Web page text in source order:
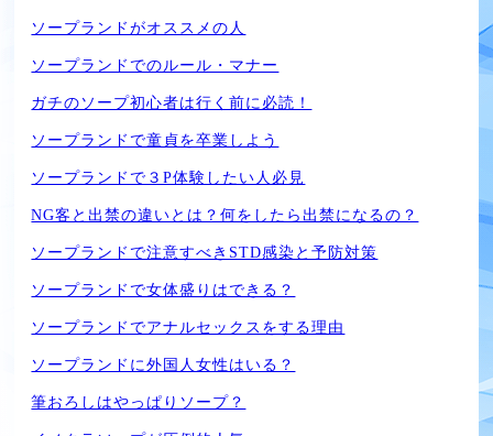
ソープランドがオススメの人
ソープランドでのルール・マナー
ガチのソープ初心者は行く前に必読！
ソープランドで童貞を卒業しよう
ソープランドで３P体験したい人必見
NG客と出禁の違いとは？何をしたら出禁になるの？
ソープランドで注意すべきSTD感染と予防対策
ソープランドで女体盛りはできる？
ソープランドでアナルセックスをする理由
ソープランドに外国人女性はいる？
筆おろしはやっぱりソープ？